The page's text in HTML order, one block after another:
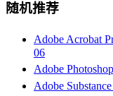
随机推荐
Adobe Acrobat
06
Adobe
Adobe